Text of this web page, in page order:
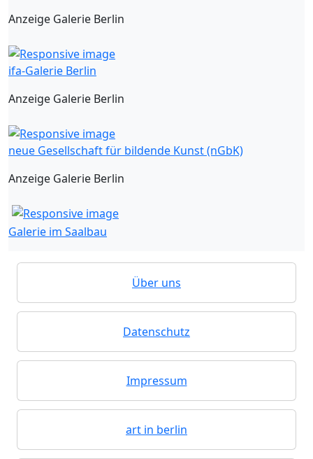
Anzeige Galerie Berlin
ifa-Galerie Berlin
Anzeige Galerie Berlin
neue Gesellschaft für bildende Kunst (nGbK)
Anzeige Galerie Berlin
Galerie im Saalbau
Über uns
Datenschutz
Impressum
art in berlin